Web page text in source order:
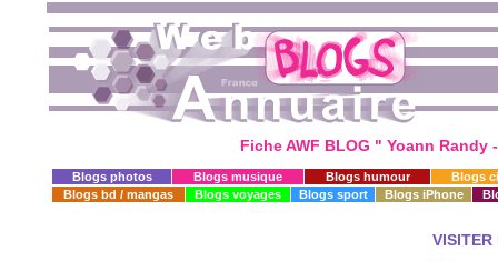
Fiche AWF BLOG " Yoann Randy
Blogs photos Blogs musique Blogs humour
Blogs
Blogs bd / mangas
Blogs voyages Blogs sport Blogs iPhone